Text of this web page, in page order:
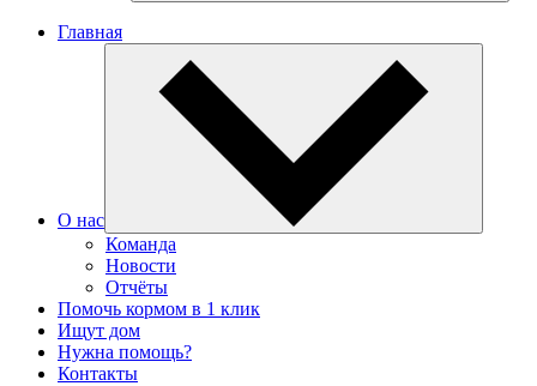
Главная
О нас
Команда
Новости
Отчёты
Помочь кормом в 1 клик
Ищут дом
Нужна помощь?
Контакты